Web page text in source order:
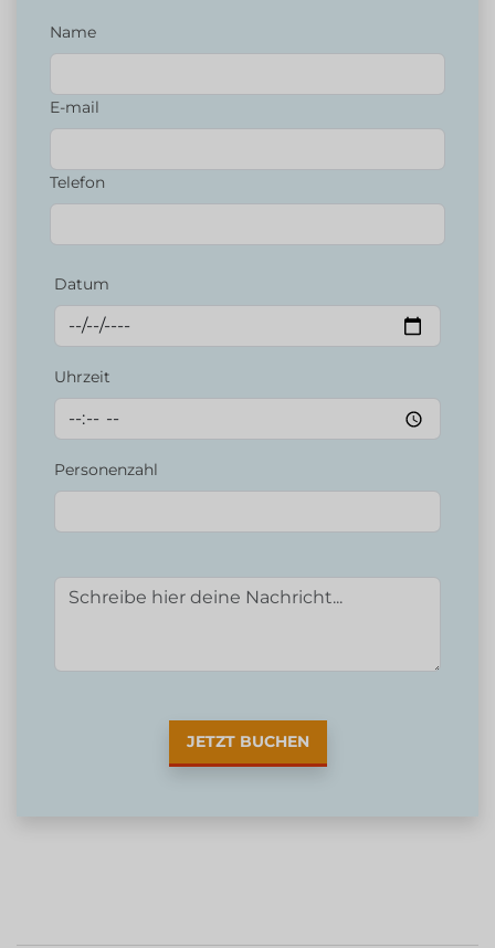
Name
E-mail
Telefon
Datum
Uhrzeit
Personenzahl
JETZT BUCHEN